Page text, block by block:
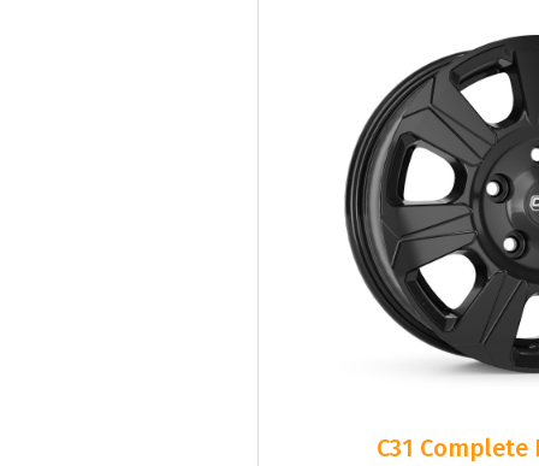
C31 Complete